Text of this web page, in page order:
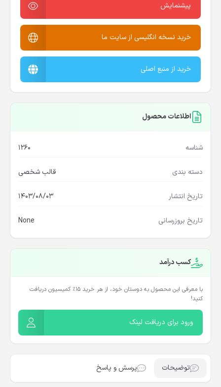
پیشنمایش
خرید نسخه انگلیسی از سایت ما
خرید از منبع اصلی
اطلاعات محصول
شناسه 1260
دسته بندی قالب شخصی
تاریخ انتشار 1403/08/03
تاریخ بروزرسانی None
کسب درآمد
با معرفی این محصول به دوستان خود، از هر خرید ۱۵٪ کمیسیون دریافت
کنید!
ورود برای دریافت لینک
توضیحات پرسش و پاسخ